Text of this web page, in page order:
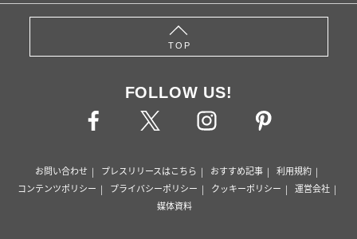
TOP
FOLLOW US!
お問い合わせ プレスリリースはこちら おすすめ記事
利用規約
コンテンツポリシー
プライバシーポリシー クッキーポリシー
運営会社
媒体資料